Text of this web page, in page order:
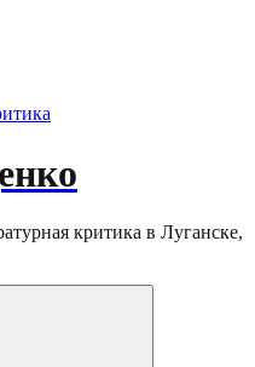
критика в Луганске,